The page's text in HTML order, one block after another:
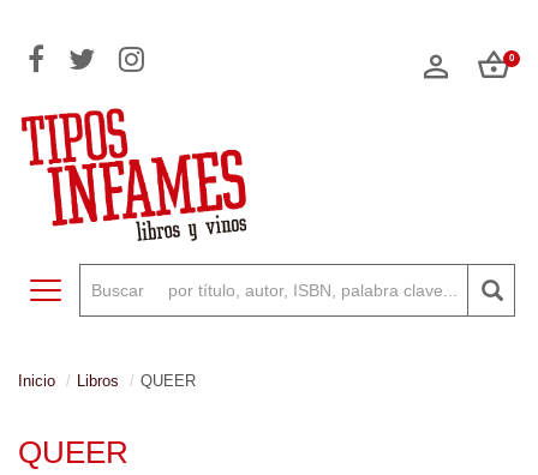
0
Toggle navigation
Inicio Libros QUEER
QUEER